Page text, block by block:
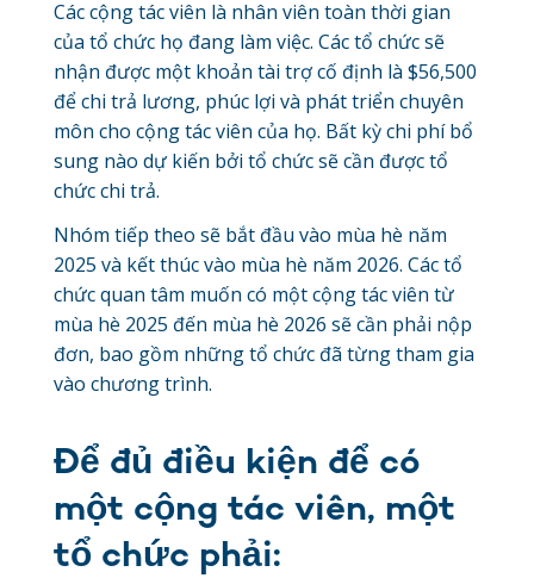
Các cộng tác viên là nhân viên toàn thời gian
của tổ chức họ đang làm việc. Các tổ chức sẽ
nhận được một khoản tài trợ cố định là $56,500
để chi trả lương, phúc lợi và phát triển chuyên
môn cho cộng tác viên của họ. Bất kỳ chi phí bổ
sung nào dự kiến ​​bởi tổ chức sẽ cần được tổ
chức chi trả.
Nhóm tiếp theo sẽ bắt đầu vào mùa hè năm
2025 và kết thúc vào mùa hè năm 2026. Các tổ
chức quan tâm muốn có một cộng tác viên từ
mùa hè 2025 đến mùa hè 2026 sẽ cần phải nộp
đơn, bao gồm những tổ chức đã từng tham gia
vào chương trình.
Để đủ điều kiện để có
một cộng tác viên, một
tổ chức phải: